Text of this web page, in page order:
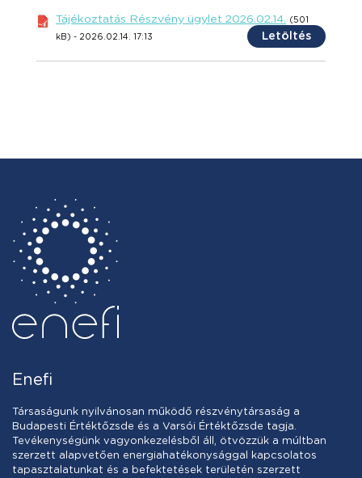
Tájékoztatás Részvény ügylet 2026.02.14. (501
kB) - 2026.02.14. 17:13 Letöltés
Enefi
Társaságunk nyilvánosan működő részvénytársaság a
Budapesti Értéktőzsde és a Varsói Értéktőzsde tagja.
Tevékenységünk vagyonkezelésből áll, ötvözzük a múltban
szerzett alapvetően energiahatékonysággal kapcsolatos
tapasztalatunkat és a befektetések területén szerzett